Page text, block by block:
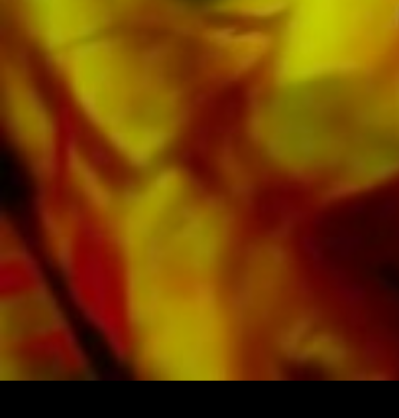
klanten wereldwijd is gratis. Bestel nu uw
bladmuziek rechtstreeks bij Obrasso Verlag.